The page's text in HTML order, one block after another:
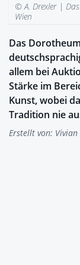
© A. Drexler |
Wien
Das
allem bei
Stärke im
Kunst, wobei
Tradition nie
Erstellt von: Vivian